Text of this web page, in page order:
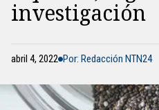
investigación
abril 4, 2022 Por: Redacción NTN24